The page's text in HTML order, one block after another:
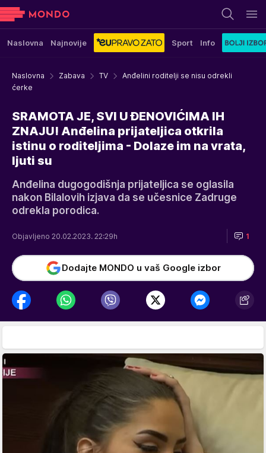
Naslovna Najnovije Sport Info
Naslovna Zabava TV
Anđelini roditelji se nisu odrekli
ćerke
SRAMOTA JE, SVI U ĐENOVIĆIMA IH
ZNAJU! Anđelina prijateljica otkrila
istinu o roditeljima - Dolaze im na vrata,
ljuti su
Anđelina dugogodišnja prijateljica se oglasila
nakon Bilalovih izjava da se učesnice Zadruge
odrekla porodica.
Objavljeno 20.02.2023. 22:29h 1
Dodajte MONDO u vaš Google izbor